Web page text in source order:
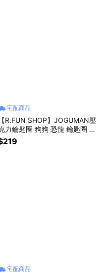
宅配商品
【R.FUN SHOP】JOGUMAN壓
力鑰匙圈 狗狗 恐龍 鑰匙圈 紀
品 收藏品 吊飾 韓國 IP JOG0
宅配商品